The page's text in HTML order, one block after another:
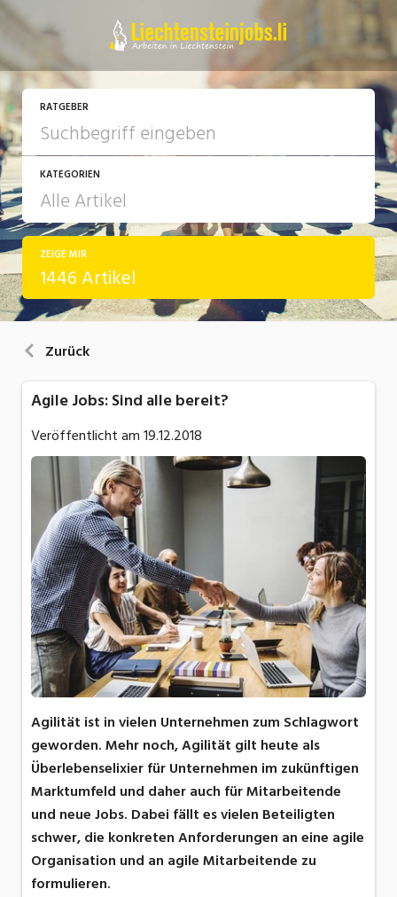
RATGEBER
KATEGORIEN
Arbeit
Ausbildung / Weiterbildung
ZEIGE MIR
1446 Artikel
Zurück
Agile Jobs: Sind alle bereit?
Veröffentlicht am19.12.2018
Agilität ist in vielen Unternehmen zum Schlagwort
geworden. Mehr noch, Agilität gilt heute als
Überlebenselixier für Unternehmen im zukünftigen
Marktumfeld und daher auch für Mitarbeitende
und neue Jobs. Dabei fällt es vielen Beteiligten
schwer, die konkreten Anforderungen an eine agile
Organisation und an agile Mitarbeitende zu
formulieren.